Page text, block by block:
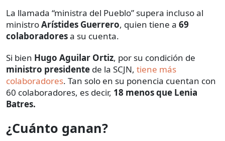
La llamada “ministra del Pueblo” supera incluso al
ministroArístides Guerrero, quien tiene a 69
colaboradoresa su cuenta.
Si bien Hugo Aguilar Ortiz, por su condición de
ministro presidente de la SCJN, tiene más
colaboradores. Tan solo en su ponencia cuentan con
60 colaboradores, es decir, 18 menos que Lenia
Batres.
¿Cuánto ganan?